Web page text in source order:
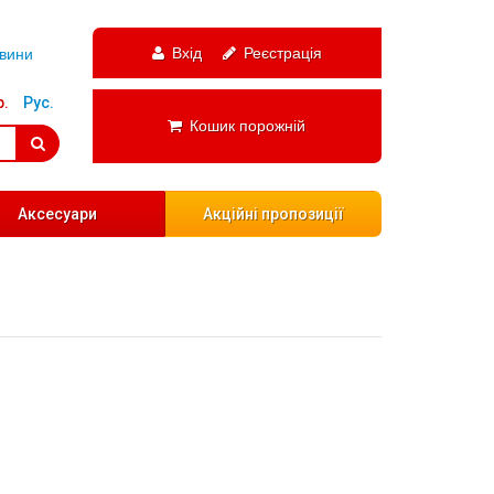
Вхід Реєстрація
Кошик порожній
Рус.
Аксесуари Акційні пропозиції